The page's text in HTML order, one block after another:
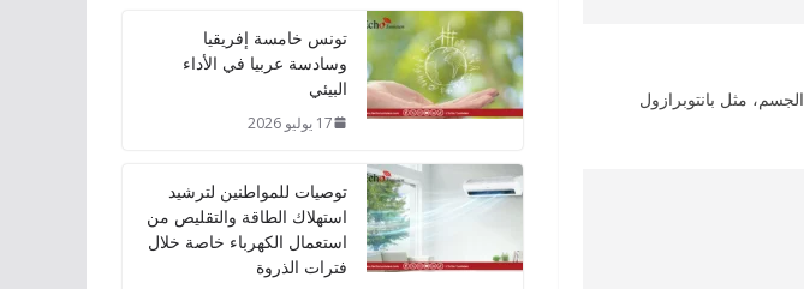
قالت غرفة الصيادلة في ولاية ‫هيسن الألمانية إن بعض الأدوية قد تؤدي إلى نقص فيتامين B12 في الجسم، ‫مثل بانتوبرازول
تونس خامسة إفريقيا
وسادسة عربيا في الأداء
البيئي
17 يوليو 2026
توصيات للمواطنين لترشيد
استهلاك الطاقة والتقليص من
استعمال الكهرباء خاصة خلال
فترات الذروة